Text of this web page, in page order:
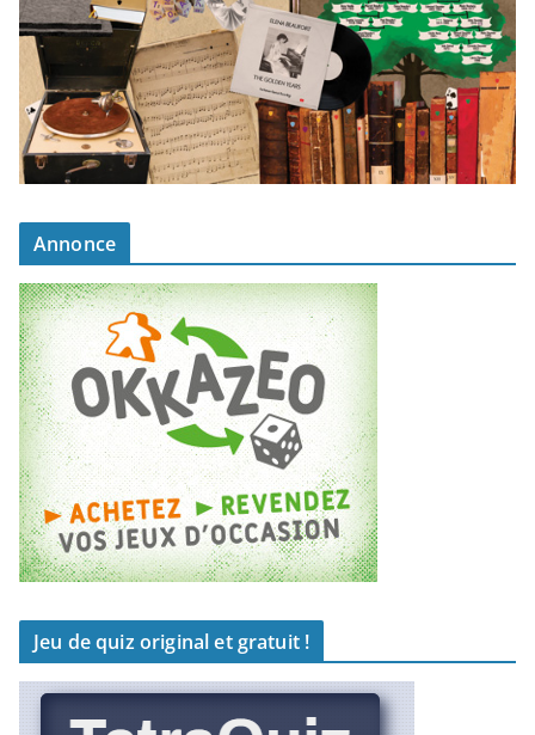
Annonce
Jeu de quiz original et gratuit !